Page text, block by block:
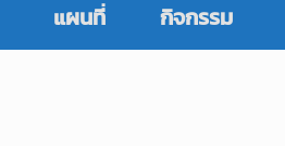
แผนที่ กิจกรรม